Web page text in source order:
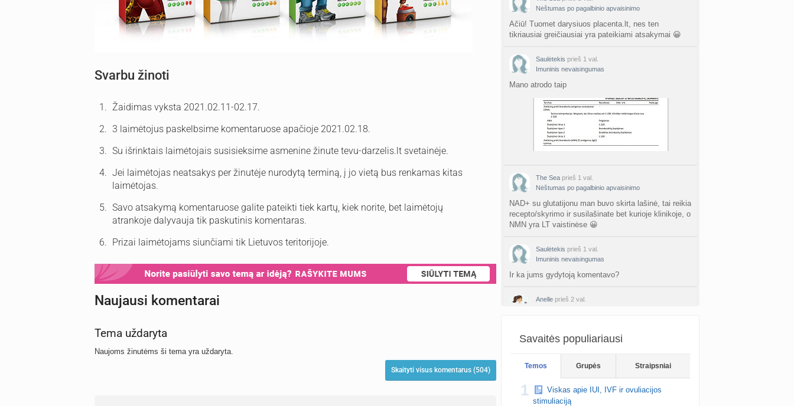
Svarbu žinoti
Žaidimas vyksta 2021.02.11-02.17.
3 laimėtojus paskelbsime komentaruose apačioje 2021.02.18.
Su išrinktais laimėtojais susisieksime asmenine žinute tevu-darzelis.lt svetainėje.
Jei laimėtojas neatsakys per žinutėje nurodytą terminą, į jo vietą bus renkamas kitas
laimėtojas.
Savo atsakymą komentaruose galite pateikti tiek kartų, kiek norite, bet laimėtojų
atrankoje dalyvauja tik paskutinis komentaras.
Prizai laimėtojams siunčiami tik Lietuvos teritorijoje.
Naujausi komentarai
Tema uždaryta
Naujoms žinutėms ši tema yra uždaryta.
Skaityti visus komentarus (504)
Nėštumas po pagalbinio apvaisinimo
Ačiū! Tuomet darysiuos placenta.lt, nes ten
tikriausiai greičiausiai yra pateikiami atsakymai 😀
Saulėtekis prieš 1 val.
Imuninis nevaisingumas
Mano atrodo taip
The Sea prieš 1 val.
Nėštumas po pagalbinio apvaisinimo
NAD+ su glutatijonu man buvo skirta lašinė, tai reikia
recepto/skyrimo ir susilašinate bet kurioje klinikoje, o
NMN yra LT vaistinėse 😀
Saulėtekis prieš 1 val.
Imuninis nevaisingumas
Ir ka jums gydytoją komentavo?
Anelle prieš 2 val.
siuos iklotus ir ju kokybe. Tai tikrai padare gera
ispudi. Nusipirkau ir dienininius ir m…
Savaitės populiariausi
Temos Grupės Straipsniai
1
Viskas apie IUI, IVF ir ovuliacijos
stimuliaciją